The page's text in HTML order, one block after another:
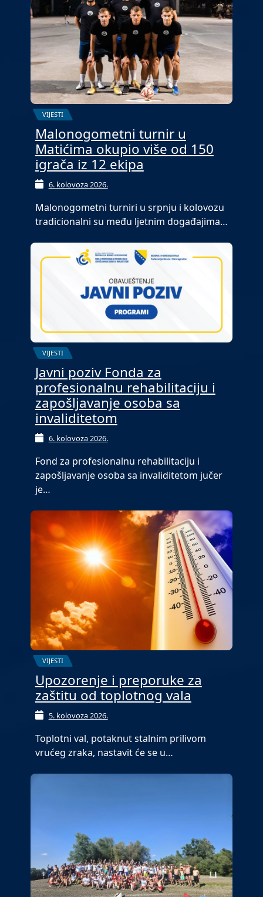
VIJESTI
Malonogometni turnir u
Matićima okupio više od 150
igrača iz 12 ekipa
6. kolovoza 2026.
Malonogometni turniri u srpnju i kolovozu
tradicionalni su među ljetnim događajima…
VIJESTI
Javni poziv Fonda za
profesionalnu rehabilitaciju i
zapošljavanje osoba sa
invaliditetom
6. kolovoza 2026.
Fond za profesionalnu rehabilitaciju i
zapošljavanje osoba sa invaliditetom jučer
je…
VIJESTI
Upozorenje i preporuke za
zaštitu od toplotnog vala
5. kolovoza 2026.
Toplotni val, potaknut stalnim prilivom
vrućeg zraka, nastavit će se u…